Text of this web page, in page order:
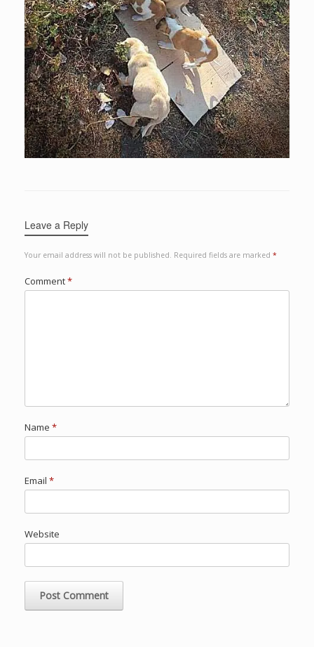
Leave a Reply
Your email address will not be published. Required fields are marked *
Comment*
Name *
Email *
Website